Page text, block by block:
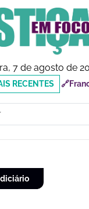
7 de agosto de